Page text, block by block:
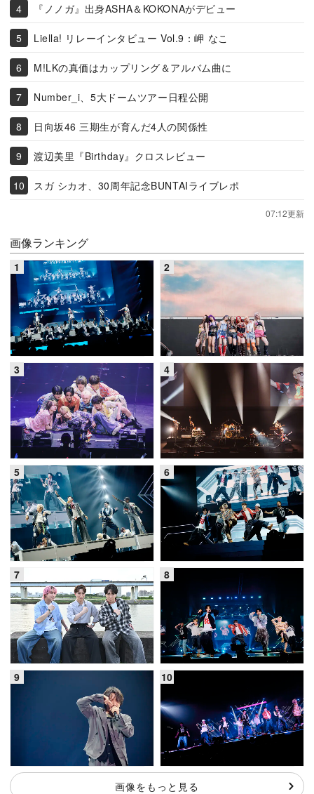
『ノノガ』出身ASHA＆KOKONAがデビュー
Liella! リレーインタビュー Vol.9：岬 なこ
M!LKの真価はカップリング＆アルバム曲に
Number_i、5大ドームツアー日程公開
日向坂46 三期生が育んだ4人の関係性
渡辺美里『Birthday』クロスレビュー
スガ シカオ、30周年記念BUNTAIライブレポ
07:12更新
画像ランキング
画像をもっと見る